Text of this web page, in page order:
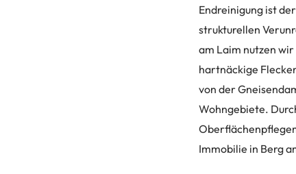
Endreinigung ist
strukturellen
am Laim nutzen
hartnäckige
von der
Wohngebiete.
Immobilie in Berg